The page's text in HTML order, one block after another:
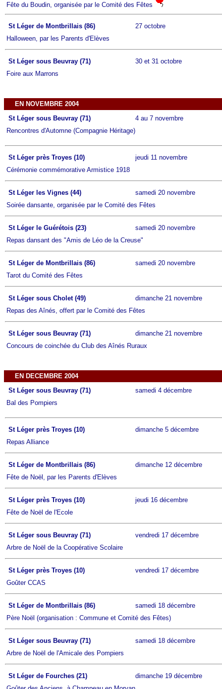
Fête du Boudin, organisée par le Comité des Fêtes
St Léger de Montbrillais (86)
27 octobre
Halloween, par les Parents d'Elèves
St Léger sous Beuvray (71)
30 et 31 octobre
Foire aux Marrons
EN NOVEMBRE 2004
St Léger sous Beuvray (71)
4 au 7 novembre
Rencontres d'Automne (Compagnie Héritage)
St Léger près Troyes (10)
jeudi 11 novembre
Cérémonie commémorative Armistice 1918
St Léger les Vignes (44)
samedi 20 novembre
Soirée dansante, organisée par le Comité des Fêtes
St Léger le Guérétois (23)
samedi 20 novembre
Repas dansant des "Amis de Léo de la Creuse"
St Léger de Montbrillais (86)
samedi 20 novembre
Tarot du Comité des Fêtes
St Léger sous Cholet (49)
dimanche 21 novembre
Repas des Aînés, offert par le Comité des Fêtes
St Léger sous Beuvray (71)
dimanche 21 novembre
Concours de coinchée du Club des Aînés Ruraux
EN DECEMBRE 2004
St Léger sous Beuvray (71)
samedi 4 décembre
Bal des Pompiers
St Léger près Troyes (10)
dimanche 5 décembre
Repas Alliance
St Léger de Montbrillais (86)
dimanche 12 décembre
Fête de Noël, par les Parents d'Elèves
St Léger près Troyes (10)
jeudi 16 décembre
Fête de Noël de l'Ecole
St Léger sous Beuvray (71)
vendredi 17 décembre
Arbre de Noël de la Coopérative Scolaire
St Léger près Troyes (10)
vendredi 17 décembre
Goûter CCAS
St Léger de Montbrillais (86)
samedi 18 décembre
Père Noël (organisation : Commune et Comité des Fêtes)
St Léger sous Beuvray (71)
samedi 18 décembre
Arbre de Noël de l'Amicale des Pompiers
St Léger de Fourches (21)
dimanche 19 décembre